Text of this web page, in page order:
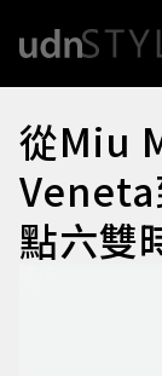
從Miu
點六雙